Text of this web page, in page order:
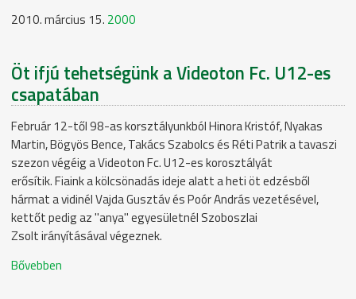
2010. március 15. 2000
Öt ifjú tehetségünk a Videoton Fc. U12-es
csapatában
Február 12-től 98-as korsztályunkból Hinora Kristóf, Nyakas
Martin, Bögyös Bence, Takács Szabolcs és Réti Patrik a tavaszi
szezon végéig a Videoton Fc. U12-es korosztályát
erősítik. Fiaink a kölcsönadás ideje alatt a heti öt edzésből
hármat a vidinél Vajda Gusztáv és Poór András vezetésével,
kettőt pedig az "anya" egyesületnél Szoboszlai
Zsolt irányításával végeznek.
Bővebben